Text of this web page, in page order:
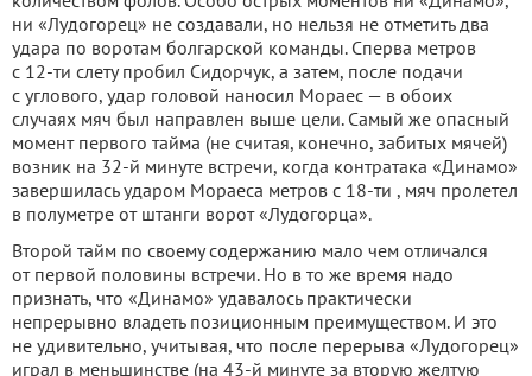
ни «Лудогорец» не создавали, но нельзя не отметить два
удара по воротам болгарской команды. Сперва метров
с 12-ти слету пробил Сидорчук, а затем, после подачи
с углового, удар головой наносил Мораес — в обоих
случаях мяч был направлен выше цели. Самый же опасный
момент первого тайма (не считая, конечно, забитых мячей)
возник на 32-й минуте встречи, когда контратака «Динамо»
завершилась ударом Мораеса метров с 18-ти , мяч пролетел
в полуметре от штанги ворот «Лудогорца».
Второй тайм по своему содержанию мало чем отличался
от первой половины встречи. Но в то же время надо
признать, что «Динамо» удавалось практически
непрерывно владеть позиционным преимуществом. И это
не удивительно, учитывая, что после перерыва «Лудогорец»
играл в меньшинстве (на 43-й минуте за вторую желтую